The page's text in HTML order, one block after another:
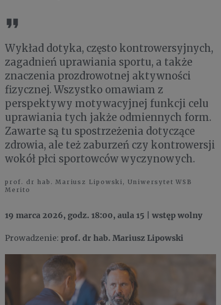
Wykład dotyka, często kontrowersyjnych,
zagadnień uprawiania sportu, a także
znaczenia prozdrowotnej aktywności
fizycznej. Wszystko omawiam z
perspektywy motywacyjnej funkcji celu
uprawiania tych jakże odmiennych form.
Zawarte są tu spostrzeżenia dotyczące
zdrowia, ale też zaburzeń czy kontrowersji
wokół płci sportowców wyczynowych.
prof. dr hab. Mariusz Lipowski, Uniwersytet WSB ​
Merito
19 marca 2026, godz. 18:00, aula 15 | wstęp wolny
Prowadzenie: prof. dr hab. Mariusz Lipowski